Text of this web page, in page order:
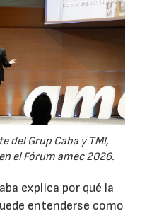
del Grup Caba y TMI,
el Fórum amec 2026.
explica por qué la
entenderse como